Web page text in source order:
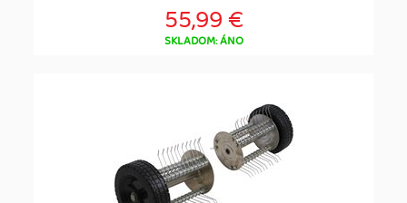
55,99 €
SKLADOM: ÁNO